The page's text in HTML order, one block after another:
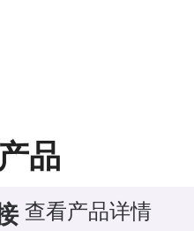
品
查看产品详情